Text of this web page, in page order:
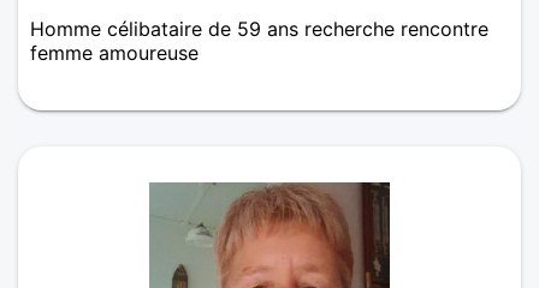
Homme célibataire de 59 ans recherche rencontre
femme amoureuse